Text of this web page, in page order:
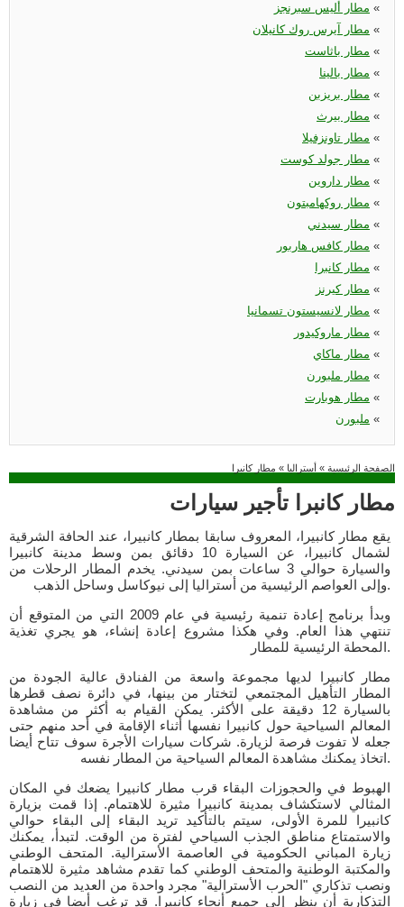
مطار أليس سبرنجز «
مطار آيرس روك كانيلان «
مطار باثاست «
مطار بالينا «
مطار بريزبن «
مطار بيرث «
مطار تاونزفيلا «
مطار جولد كوست «
مطار داروين «
مطار روكهامبتون «
مطار سيدني «
مطار كافس هاربور «
مطار كانبرا «
مطار كيرنز «
مطار لانسيستون تسمانيا «
مطار ماروكيدور «
مطار ماكاي «
مطار ملبورن «
مطار هوبارت «
ملبورن «
الصفحة الرئيسية » أستراليا » مطار كانبرا
مطار كانبرا تأجير سيارات
يقع مطار كانبيرا، المعروف سابقا بمطار كانبيرا، عند الحافة الشرقية
لشمال كانبيرا، عن السيارة 10 دقائق بمن وسط مدينة كانبيرا
والسيارة حوالي 3 ساعات بمن سيدني. يخدم المطار الرحلات من
وإلى العواصم الرئيسية من أستراليا إلى نيوكاسل وساحل الذهب.
وبدأ برنامج إعادة تنمية رئيسية في عام 2009 التي من المتوقع أن
تنتهي هذا العام. وفي هكذا مشروع إعادة إنشاء، هو يجري تغذية
المحطة الرئيسية للمطار.
مطار كانبيرا لديها مجموعة واسعة من الفنادق عالية الجودة من
المطار التأهيل المجتمعي لتختار من بينها، في دائرة نصف قطرها
بالسيارة 12 دقيقة على الأكثر. يمكن القيام به أكثر من مشاهدة
المعالم السياحية حول كانبيرا نفسها أثناء الإقامة في أحد منهم حتى
جعله لا تفوت فرصة لزيارة. شركات سيارات الأجرة سوف تتاح أيضا
اتخاذ يمكنك مشاهدة المعالم السياحية من المطار نفسه.
الهبوط في والحجوزات البقاء قرب مطار كانبيرا يضعك في المكان
المثالي لاستكشاف بمدينة كانبيرا مثيرة للاهتمام. إذا قمت بزيارة
كانبيرا للمرة الأولى، سيتم بالتأكيد تريد البقاء إلى البقاء حوالي
والاستمتاع مناطق الجذب السياحي لفترة من الوقت. لتبدأ، يمكنك
زيارة المباني الحكومية في العاصمة الأسترالية. المتحف الوطني
والمكتبة الوطنية والمتحف الوطني كما تقدم مشاهد مثيرة للاهتمام
ونصب تذكاري "الحرب الأسترالية" مجرد واحدة من العديد من النصب
التذكارية أن ينظر إلى جميع أنحاء كانبيرا. قد ترغب أيضا في زيارة